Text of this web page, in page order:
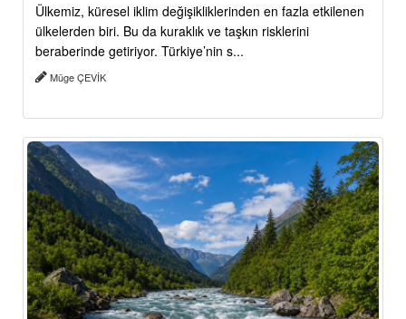
Ülkemiz, küresel iklim değişikliklerinden en fazla etkilenen
ülkelerden biri. Bu da kuraklık ve taşkın risklerini
beraberinde getiriyor. Türkiye’nin s...
Müge ÇEVİK